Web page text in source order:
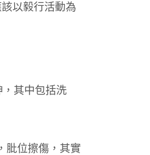
以毅行活動為
其中包括洗
肶位擦傷，其實